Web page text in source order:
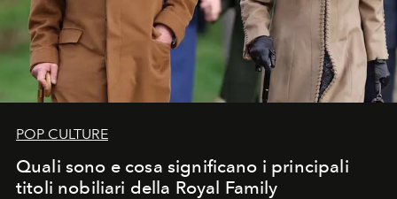
POP CULTURE
Quali sono e cosa significano i principali
titoli nobiliari della Royal Family